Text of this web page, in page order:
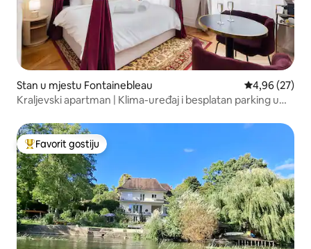
Stan u mjestu Fontainebleau Prosječna
4,96 (27)
Kraljevski apartman | Klima-uređaj i besplatan parking u
Glavni favorit gostiju
Favorit gostiju